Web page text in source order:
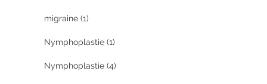
migraine (1)
Nymphoplastie (1)
Nymphoplastie (4)